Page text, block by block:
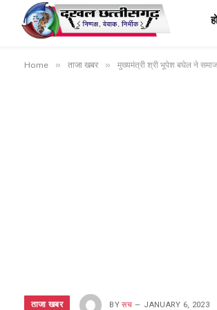
Home » ताजा खबर » मुख्यमंत्री श्री भूपेश बघेल ने
ताजा खबर BY सच JANUARY 6, 2023